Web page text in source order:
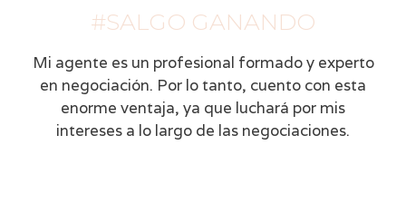
#SALGO GANANDO
Mi agente es un profesional formado y experto
en negociación. Por lo tanto, cuento con esta
enorme ventaja, ya que luchará por mis
intereses a lo largo de las negociaciones.